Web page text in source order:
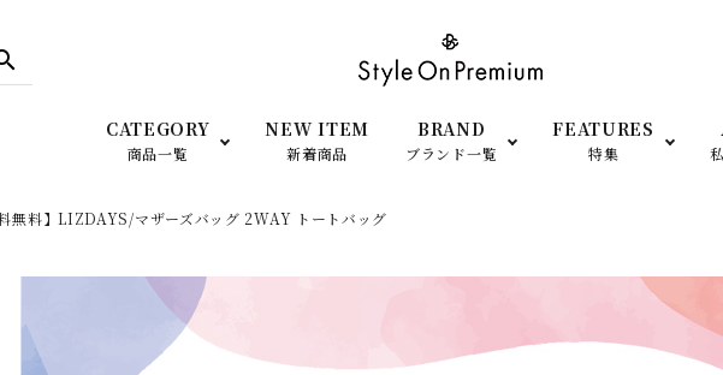
CATEGORY
商品一覧
メンズ -men’s- アイテム
NEW ITEM
新着商品
BRAND
ブランド一覧
Legato Largo（レガートラルゴ） anello（アネロ）
FEATURES
特集
無料】LIZDAYS/マザーズバッグ 2WAY トートバッグ